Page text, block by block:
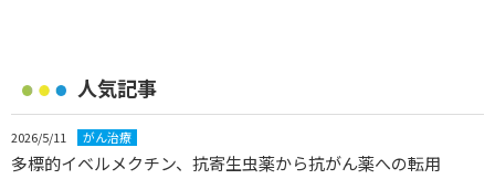
人気記事
2026/5/11 がん治療
多標的イベルメクチン、抗寄生虫薬から抗がん薬への転用